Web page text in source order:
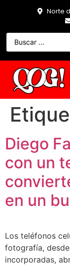
Norte
Diego
con un
en un
Los teléfonos
fotografía,
incorporadas,